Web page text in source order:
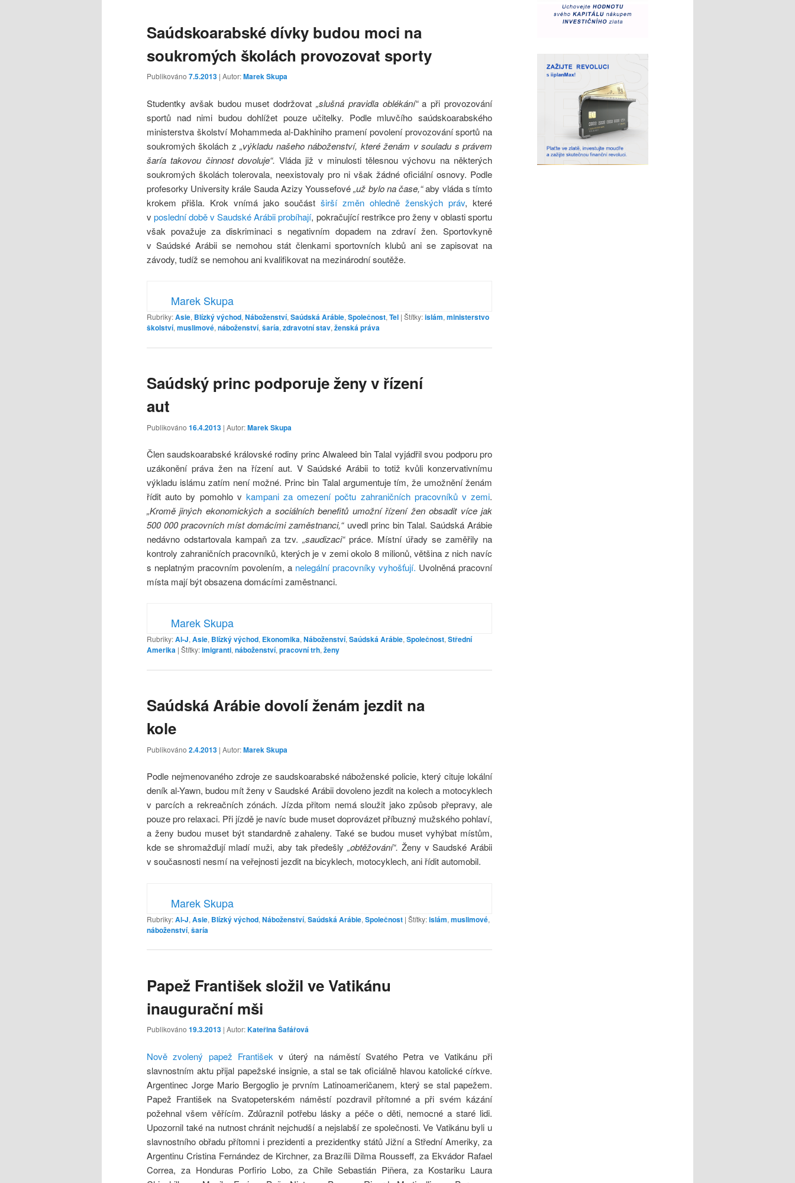
Saúdskoarabské dívky budou moci na
soukromých školách provozovat sporty
Publikováno 7.5.2013 | Autor:Marek Skupa
Studentky avšak budou muset dodržovat „slušná pravidla oblékání“a při provozování
sportů nad nimi budou dohlížet pouze učitelky. Podle mluvčího saúdskoarabského
ministerstva školství Mohammeda al-Dakhiniho pramení povolení provozování sportů na
soukromých školách z„výkladu našeho náboženství, které ženám v souladu s právem
šaría takovou činnost dovoluje“. Vláda již v minulosti tělesnou výchovu na některých
soukromých školách tolerovala, neexistovaly pro ni však žádné oficiální osnovy. Podle
profesorky University krále Sauda Azizy Youssefové„už bylo na čase,“aby vláda s tímto
krokem přišla. Krok vnímá jako součást širší změn ohledně ženských práv, které
vposlední době v Saudské Arábii probíhají, pokračující restrikce pro ženy v oblasti sportu
však považuje za diskriminaci s negativním dopadem na zdraví žen. Sportovkyně
v Saúdské Arábii se nemohou stát členkami sportovních klubů ani se zapisovat na
závody, tudíž se nemohou ani kvalifikovat na mezinárodní soutěže.
Marek Skupa
Rubriky:Asie, Blízký východ, Náboženství, Saúdská Arábie, Společnost, Tel | Štítky:islám, ministerstvo
školství, muslimové, náboženství, šaría, zdravotní stav, ženská práva
Saúdský princ podporuje ženy v řízení
aut
Publikováno 16.4.2013 | Autor:Marek Skupa
Člen saudskoarabské královské rodiny princ Alwaleed bin Talal vyjádřil svou podporu pro
uzákonění práva žen na řízení aut. V Saúdské Arábii to totiž kvůli konzervativnímu
výkladu islámu zatím není možné. Princ bin Talal argumentuje tím, že umožnění ženám
řídit auto by pomohlo v kampani za omezení počtu zahraničních pracovníků v zemi.
„Kromě jiných ekonomických a sociálních benefitů umožní řízení žen obsadit více jak
500 000 pracovních míst domácími zaměstnanci,“uvedl princ bin Talal. Saúdská Arábie
nedávno odstartovala kampaň za tzv. „saudizaci“práce. Místní úřady se zaměřily na
kontroly zahraničních pracovníků, kterých je v zemi okolo 8 milionů, většina z nich navíc
s neplatným pracovním povolením, a nelegální pracovníky vyhošťují. Uvolněná pracovní
místa mají být obsazena domácími zaměstnanci.
Marek Skupa
Rubriky:Al-J,Asie, Blízký východ, Ekonomika,Náboženství,Saúdská Arábie,Společnost,Střední
Amerika | Štítky:imigranti,náboženství,pracovní trh,ženy
Saúdská Arábie dovolí ženám jezdit na
kole
Publikováno 2.4.2013 | Autor:Marek Skupa
Podle nejmenovaného zdroje ze saudskoarabské náboženské policie, který cituje lokální
deník al-Yawn, budou mít ženy v Saudské Arábii dovoleno jezdit na kolech a motocyklech
v parcích a rekreačních zónách. Jízda přitom nemá sloužit jako způsob přepravy, ale
pouze pro relaxaci. Při jízdě je navíc bude muset doprovázet příbuzný mužského pohlaví,
a ženy budou muset být standardně zahaleny. Také se budou muset vyhýbat místům,
kde se shromažďují mladí muži, aby tak předešly „obtěžování“. Ženy v Saudské Arábii
v současnosti nesmí na veřejnosti jezdit na bicyklech, motocyklech, ani řídit automobil.
Marek Skupa
Rubriky:Al-J, Asie, Blízký východ, Náboženství, Saúdská Arábie, Společnost | Štítky:islám, muslimové,
náboženství, šaría
Papež František složil ve Vatikánu
inaugurační mši
Publikováno 19.3.2013 | Autor:Kateřina Šafářová
Nově zvolený papež František v úterý na náměstí Svatého Petra ve Vatikánu při
slavnostním aktu přijal papežské insignie, a stal se tak oficiálně hlavou katolické církve.
Argentinec Jorge Mario Bergoglio je prvním Latinoameričanem, který se stal papežem.
Papež František na Svatopeterském náměstí pozdravil přítomné a při svém kázání
požehnal všem věřícím. Zdůraznil potřebu lásky a péče o děti, nemocné a staré lidi.
Upozornil také na nutnost chránit nejchudší a nejslabší ze společnosti. Ve Vatikánu byli u
slavnostního obřadu přítomni i prezidenti a prezidentky států Jižní a Střední Ameriky, za
Argentinu Cristina Fernández de Kirchner, za Brazílii Dilma Rousseff, za Ekvádor Rafael
Correa, za Honduras Porfirio Lobo, za Chile Sebastián Piñera, za Kostariku Laura